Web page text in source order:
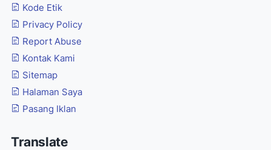
Kode Etik
Privacy Policy
Report Abuse
Kontak Kami
Sitemap
Halaman Saya
Pasang Iklan
Translate